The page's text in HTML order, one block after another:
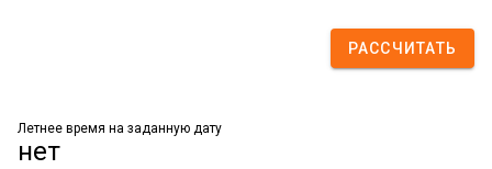
РАССЧИТАТЬ
Летнее время на заданную дату
нет